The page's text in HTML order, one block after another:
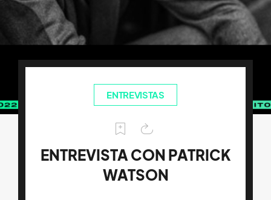
ENTREVISTAS
ENTREVISTA CON PATRICK
WATSON